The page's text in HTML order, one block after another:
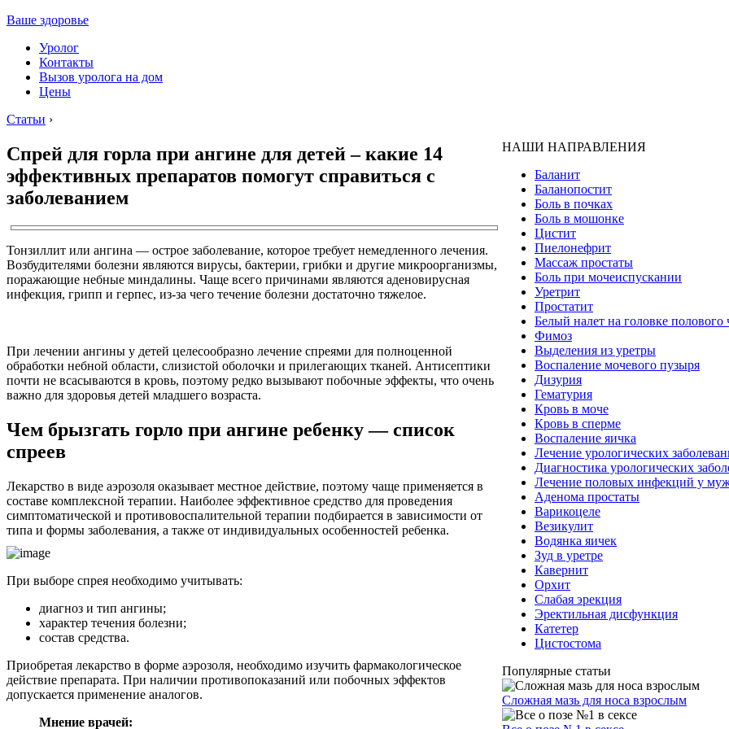
Ваше здоровье
Уролог
Контакты
Вызов уролога на дом
Цены
Статьи ›
Спрей для горла при ангине для детей – какие 14
эффективных препаратов помогут справиться с
заболеванием
Тонзиллит или ангина — острое заболевание, которое требует немедленного лечения.
Возбудителями болезни являются вирусы, бактерии, грибки и другие микроорганизмы,
поражающие небные миндалины. Чаще всего причинами являются аденовирусная
инфекция, грипп и герпес, из-за чего течение болезни достаточно тяжелое.
При лечении ангины у детей целесообразно лечение спреями для полноценной
обработки небной области, слизистой оболочки и прилегающих тканей. Антисептики
почти не всасываются в кровь, поэтому редко вызывают побочные эффекты, что очень
важно для здоровья детей младшего возраста.
Чем брызгать горло при ангине ребенку — список
спреев
Лекарство в виде аэрозоля оказывает местное действие, поэтому чаще применяется в
составе комплексной терапии. Наиболее эффективное средство для проведения
симптоматической и противовоспалительной терапии подбирается в зависимости от
типа и формы заболевания, а также от индивидуальных особенностей ребенка.
При выборе спрея необходимо учитывать:
диагноз и тип ангины;
характер течения болезни;
состав средства.
Приобретая лекарство в форме аэрозоля, необходимо изучить фармакологическое
действие препарата. При наличии противопоказаний или побочных эффектов
допускается применение аналогов.
Мнение врачей:
НАШИ НАПРАВЛЕНИЯ
Баланит
Баланопостит
Боль в почках
Боль в мошонке
Цистит
Пиелонефрит
Массаж простаты
Боль при мочеиспускании
Уретрит
Простатит
Белый налет на головке полового
Фимоз
Выделения из уретры
Воспаление мочевого пузыря
Дизурия
Гематурия
Кровь в моче
Кровь в сперме
Воспаление яичка
Лечение урологических
Диагностика урологических
Лечение половых инфекций у
Аденома простаты
Варикоцеле
Везикулит
Водянка яичек
Зуд в уретре
Кавернит
Орхит
Слабая эрекция
Эректильная дисфункция
Катетер
Цистостома
Популярные статьи
Сложная мазь для носа взрослым